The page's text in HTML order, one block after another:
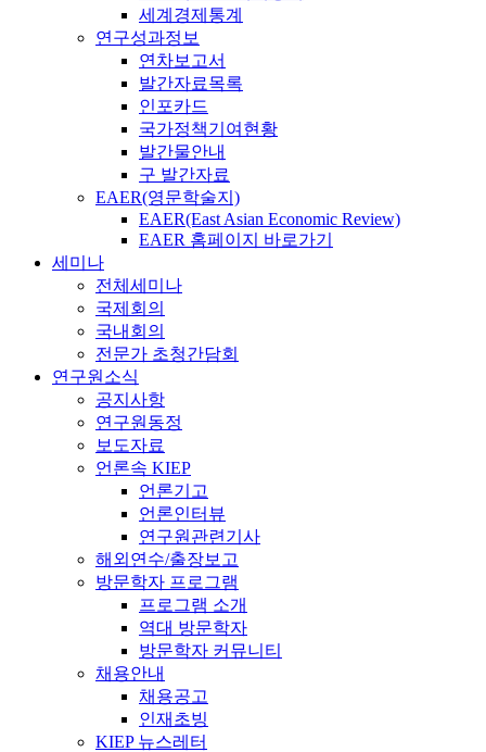
세계경제통계
연구성과정보
연차보고서
발간자료목록
인포카드
국가정책기여현황
발간물안내
구 발간자료
EAER(영문학술지)
EAER(East Asian Economic Review)
EAER 홈페이지 바로가기
세미나
전체세미나
국제회의
국내회의
전문가 초청간담회
연구원소식
공지사항
연구원동정
보도자료
언론속 KIEP
언론기고
언론인터뷰
연구원관련기사
해외연수/출장보고
방문학자 프로그램
프로그램 소개
역대 방문학자
방문학자 커뮤니티
채용안내
채용공고
인재초빙
KIEP 뉴스레터